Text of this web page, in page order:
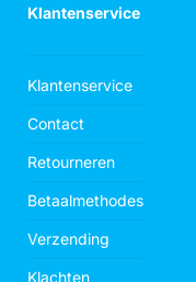
Klantenservice
Klantenservice
Contact
Retourneren
Betaalmethodes
Verzending
Klachten